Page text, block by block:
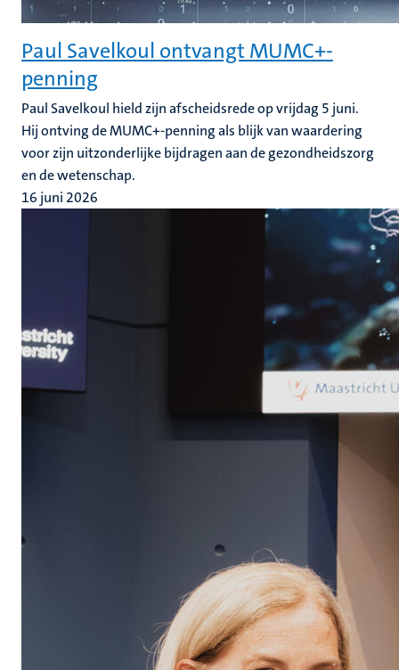
Paul Savelkoul ontvangt MUMC+-
penning
Paul Savelkoul hield zijn afscheidsrede op vrijdag 5 juni.
Hij ontving de MUMC+-penning als blijk van waardering
voor zijn uitzonderlijke bijdragen aan de gezondheidszorg
en de wetenschap.
16 juni 2026